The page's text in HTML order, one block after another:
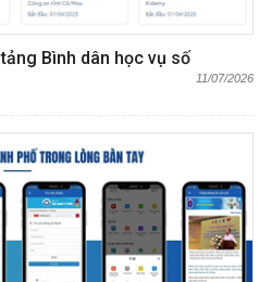
Bình dân học vụ số
11/07/2026